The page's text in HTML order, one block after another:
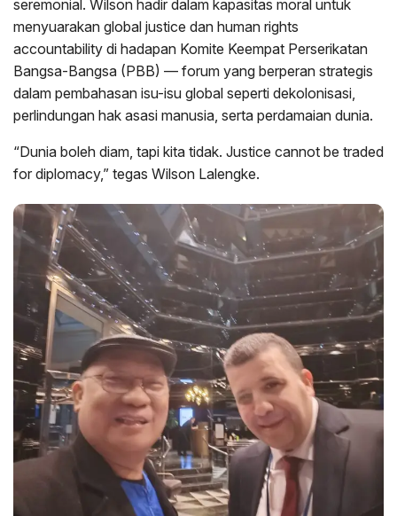
seremonial. Wilson hadir dalam kapasitas moral untuk
menyuarakan global justice dan human rights
accountability di hadapan Komite Keempat Perserikatan
Bangsa-Bangsa (PBB) — forum yang berperan strategis
dalam pembahasan isu-isu global seperti dekolonisasi,
perlindungan hak asasi manusia, serta perdamaian dunia.
“Dunia boleh diam, tapi kita tidak. Justice cannot be traded
for diplomacy,” tegas Wilson Lalengke.